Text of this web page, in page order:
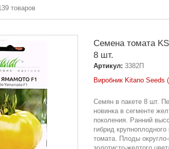
товаров
Семена томата
8 шт.
Артикул: 3382П
Виробник Kitano Seeds
Семян в пакете 8 шт.
новинка в сегменте
поколения. Ранний
гибрид
томата. Плоды